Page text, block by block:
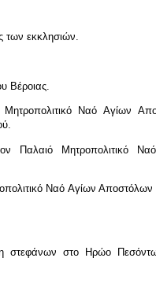
των εκκλησιών.
Βέροιας.
Ναό Αγίων
Παλαιό Μητροπολιτικό
Ναό Αγίων
στεφάνων στο Ηρώο